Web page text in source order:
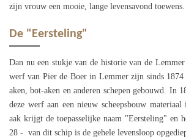
zijn vrouw een mooie, lange levensavond toewens.
De "Eersteling"
Dan nu een stukje van de historie van de
werf van Pier de Boer in Lemmer zijn sinds
aken, bot-aken en anderen schepen gebouwd. In
deze werf aan een nieuw scheepsbouw
aak krijgt de toepasselijke naam "Eersteling" en
28 - van dit schip is de gehele levensloop